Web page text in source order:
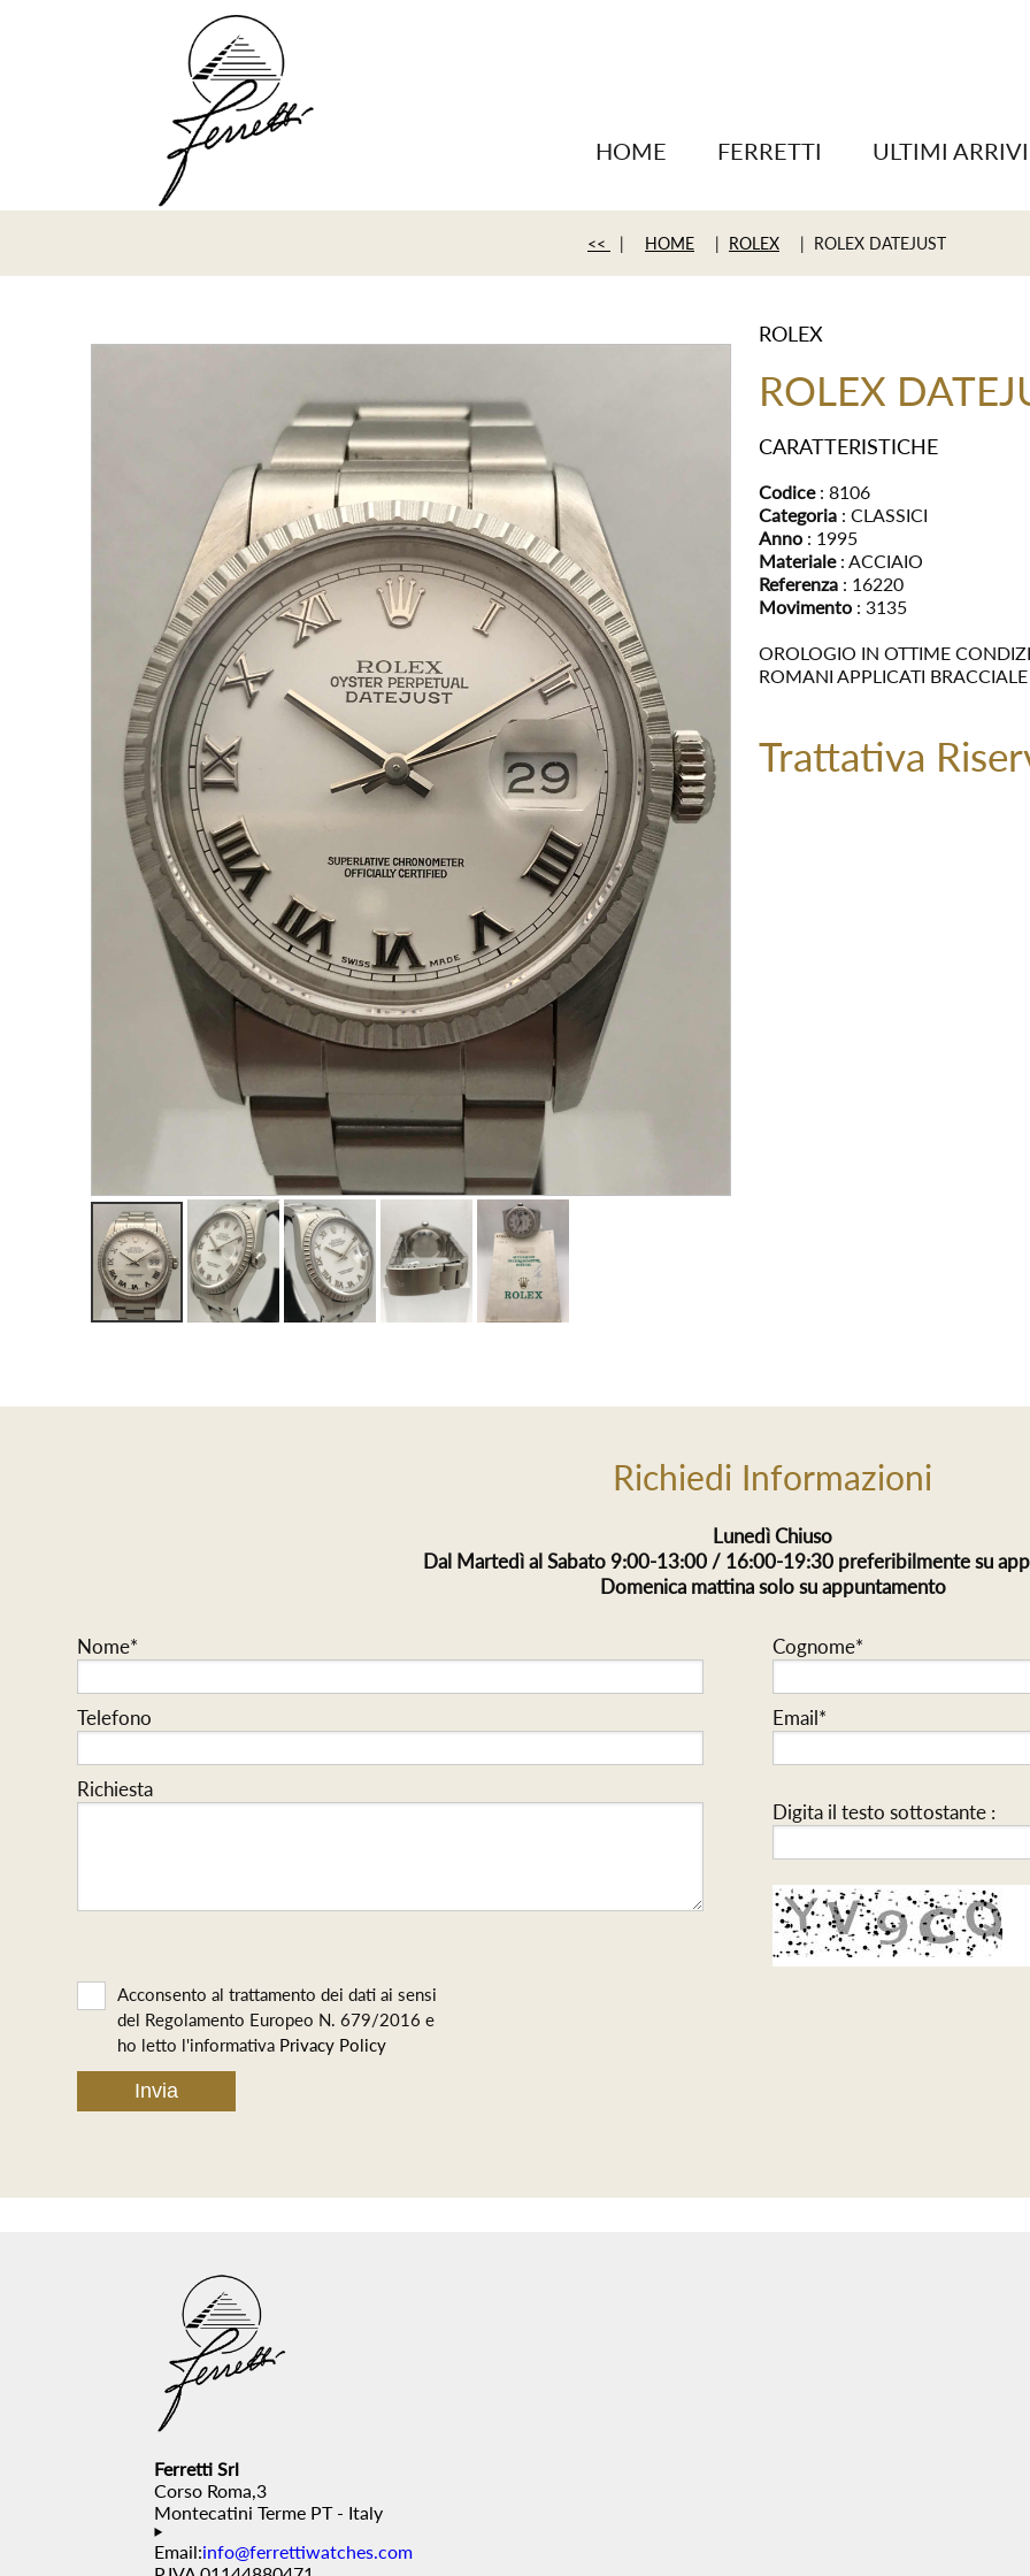
HOME FERRETTI ULTIMI ARRIVI
<< | HOME | ROLEX | ROLEX DATEJUST
ROLEX
ROLEX
CARATTERISTICHE
Codice: 8106
Categoria: CLASSICI
Anno: 1995
Materiale: ACCIAIO
Referenza: 16220
Movimento: 3135
OROLOGIO IN OTTIME
ROMANI APPLICATI
Trattativa
Richiedi Informazioni
Lunedì Chiuso
Dal Martedì al Sabato 9:00-13:00 / 16:00-19:30 preferibilmente su
Domenica mattina solo su appuntamento
Nome* Cognome*
Telefono Email*
Richiesta
Digita il testo sottostante :
Acconsento al trattamento dei dati ai sensi
del Regolamento Europeo N. 679/2016 e
ho letto l'informativa Privacy Policy
Ferretti Srl
Corso Roma,3
Montecatini Terme PT - Italy
Email:info@ferrettiwatches.com